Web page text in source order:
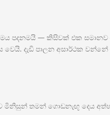
පදනමයි — කිසිවක් එක සමානව
දැඩි පාලන අසාර්ථක වන්නේ
මිනිසුන් තමන් ගොඩනැඟූ දෙය